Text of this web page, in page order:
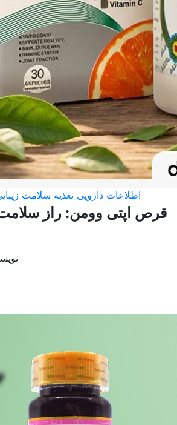
اطلاعات دارویی تغذیه سلامت
قرص اپتی وومن: راز